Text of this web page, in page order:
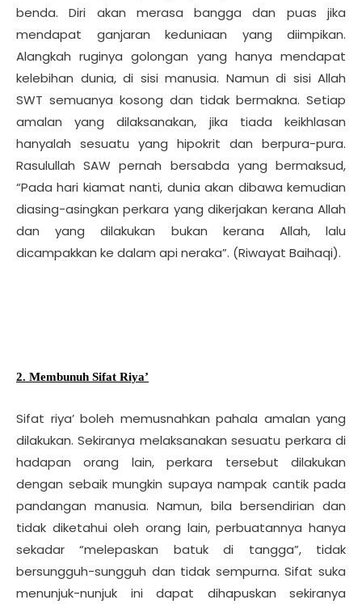
benda. Diri akan merasa bangga dan puas jika
mendapat ganjaran keduniaan yang diimpikan.
Alangkah ruginya golongan yang hanya mendapat
kelebihan dunia, di sisi manusia. Namun di sisi Allah
SWT semuanya kosong dan tidak bermakna. Setiap
amalan yang dilaksanakan, jika tiada keikhlasan
hanyalah sesuatu yang hipokrit dan berpura-pura.
Rasulullah SAW pernah bersabda yang bermaksud,
“Pada hari kiamat nanti, dunia akan dibawa kemudian
diasing-asingkan perkara yang dikerjakan kerana Allah
dan yang dilakukan bukan kerana Allah, lalu
dicampakkan ke dalam api neraka”. (Riwayat Baihaqi).
2. Membunuh Sifat Riya’
Sifat riya’ boleh memusnahkan pahala amalan yang
dilakukan. Sekiranya melaksanakan sesuatu perkara di
hadapan orang lain, perkara tersebut dilakukan
dengan sebaik mungkin supaya nampak cantik pada
pandangan manusia. Namun, bila bersendirian dan
tidak diketahui oleh orang lain, perbuatannya hanya
sekadar “melepaskan batuk di tangga”, tidak
bersungguh-sungguh dan tidak sempurna. Sifat suka
menunjuk-nunjuk ini dapat dihapuskan sekiranya